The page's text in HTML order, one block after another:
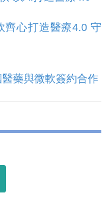
齊心打造醫療4.0 守
藥與微軟簽約合作